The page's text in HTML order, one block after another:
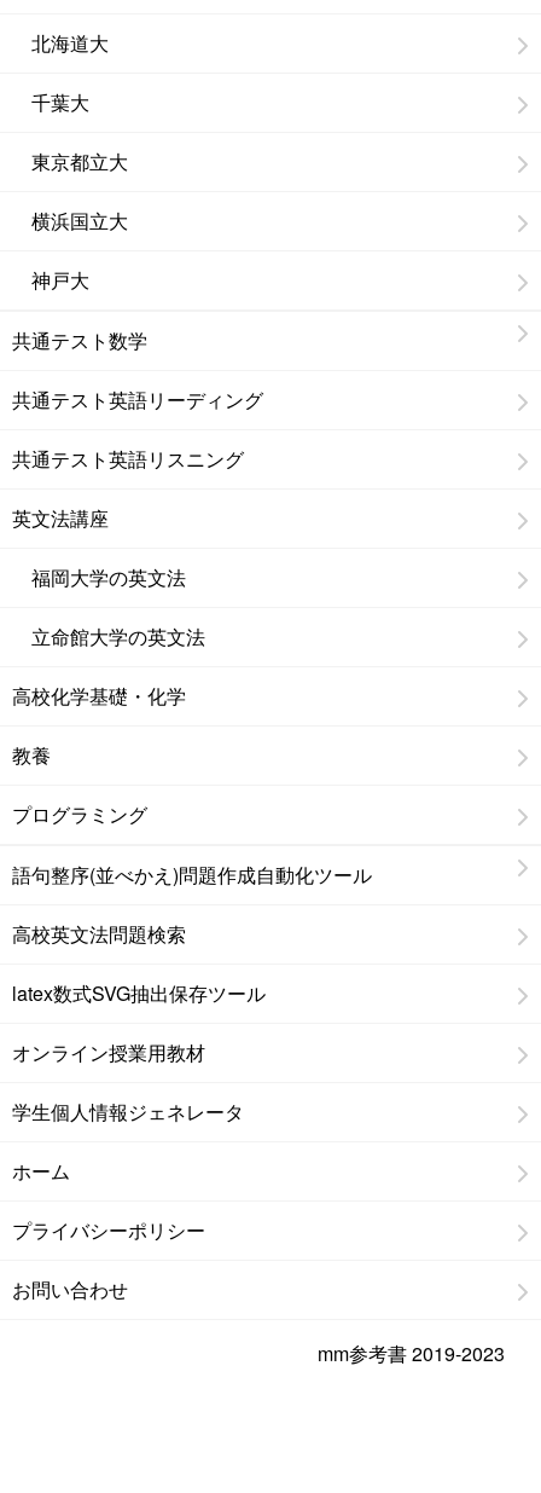
北海道大
千葉大
東京都立大
横浜国立大
神戸大
共通テスト数学
共通テスト英語リーディング
共通テスト英語リスニング
英文法講座
福岡大学の英文法
立命館大学の英文法
高校化学基礎・化学
教養
プログラミング
語句整序(並べかえ)問題作成自動化ツール
高校英文法問題検索
latex数式SVG抽出保存ツール
オンライン授業用教材
学生個人情報ジェネレータ
ホーム
プライバシーポリシー
お問い合わせ
mm参考書 2019-2023